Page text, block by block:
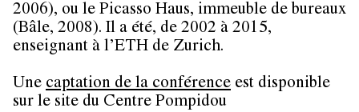
2006), ou le Picasso Haus, immeuble de bureaux
(Bâle, 2008). Il a été, de 2002 à 2015,
enseignant à l’ETH de Zurich.
Une captation de la conférence est disponible
sur le site du Centre Pompidou